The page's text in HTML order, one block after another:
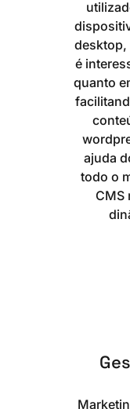
desktop,
é
quanto
ajuda
todo o
CMS